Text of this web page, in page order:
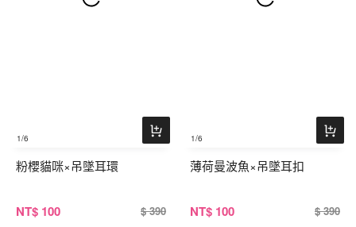
1/6
粉櫻貓咪×吊墜耳環
NT$ 100 $ 390
1/6
薄荷曼波魚×吊墜耳扣
NT$ 100 $ 390